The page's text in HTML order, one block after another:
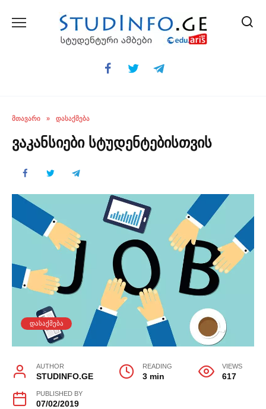
ᲛᲗᲐᲕᲐᲠᲘ » ᲓᲐᲡᲐᲥᲛᲔᲑᲐ
ვაკანსიები სტუდენტებისთვის
ᲓᲐᲡᲐᲥᲛᲔᲑᲐ
AUTHOR
STUDINFO.GE
READING
3 min
VIEWS
617
PUBLISHED BY
07/02/2019